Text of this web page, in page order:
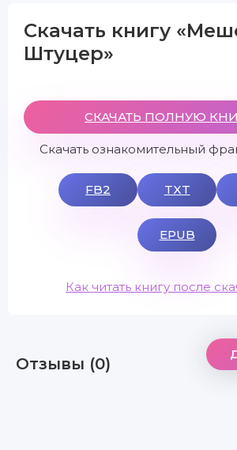
Скачать книгу
Штуцер»
СКАЧАТЬ ПОЛНУЮ
Скачать ознакомительный
FB2 TXT
EPUB
Как читать книгу после
Отзывы (0)